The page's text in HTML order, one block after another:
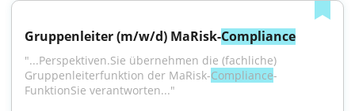
Gruppenleiter (m/w/d) MaRisk-Compliance
"...Perspektiven.Sie übernehmen die (fachliche)
Gruppenleiterfunktion der MaRisk-Compliance-
FunktionSie verantworten..."